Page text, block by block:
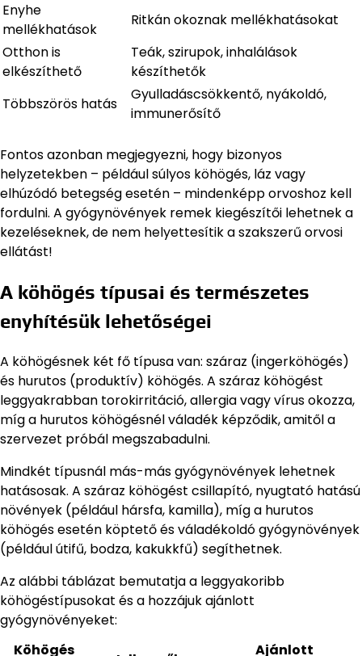
Enyhe
mellékhatások
Ritkán okoznak mellékhatásokat
Otthon is
elkészíthető
Teák, szirupok, inhalálások
készíthetők
Többszörös hatás
Gyulladáscsökkentő, nyákoldó,
immunerősítő
Fontos azonban megjegyezni, hogy bizonyos
helyzetekben – például súlyos köhögés, láz vagy
elhúzódó betegség esetén – mindenképp orvoshoz kell
fordulni. A gyógynövények remek kiegészítői lehetnek a
kezeléseknek, de nem helyettesítik a szakszerű orvosi
ellátást!
A köhögés típusai és természetes
enyhítésük lehetőségei
A köhögésnek két fő típusa van: száraz (ingerköhögés)
és hurutos (produktív) köhögés. A száraz köhögést
leggyakrabban torokirritáció, allergia vagy vírus okozza,
míg a hurutos köhögésnél váladék képződik, amitől a
szervezet próbál megszabadulni.
Mindkét típusnál más-más gyógynövények lehetnek
hatásosak. A száraz köhögést csillapító, nyugtató hatású
növények (például hársfa, kamilla), míg a hurutos
köhögés esetén köptető és váladékoldó gyógynövények
(például útifű, bodza, kakukkfű) segíthetnek.
Az alábbi táblázat bemutatja a leggyakoribb
köhögéstípusokat és a hozzájuk ajánlott
gyógynövényeket:
Köhögés
Ajánlott